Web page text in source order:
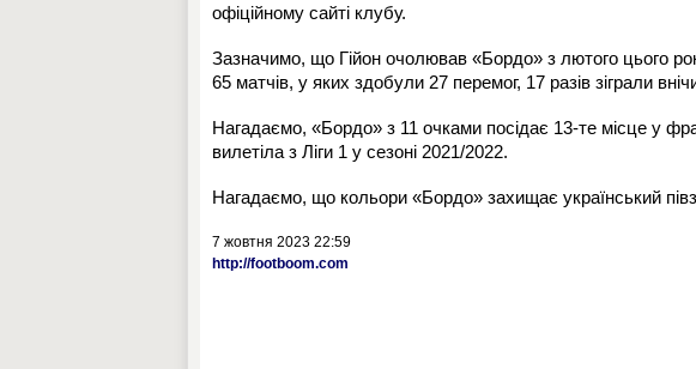
офіційному сайті клубу.
Зазначимо, що Гійон очолював «Бордо» з лютого цього
65 матчів, у яких здобули 27 перемог, 17 разів зіграли
Нагадаємо, «Бордо» з 11 очками посідає 13-те місце у
вилетіла з Ліги 1 у сезоні 2021/2022.
Нагадаємо, що кольори «Бордо» захищає український
7 жовтня 2023 22:59
http://footboom.com